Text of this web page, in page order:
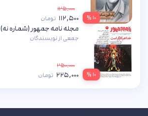
۱۰ %
۱۲۵,۰۰۰
۱۱۲,۵۰۰ تومان
۱۰ %
مجله نامه جمهور (شماره نه)
جمعی از نویسندگان
۲۵۰,۰۰۰
۲۲۵,۰۰۰ تومان